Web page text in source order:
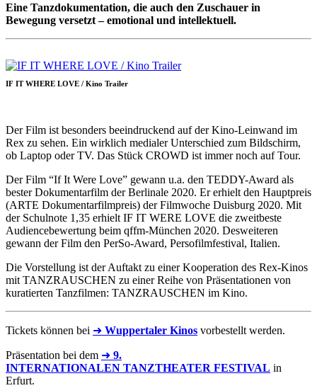
Eine Tanzdokumentation, die auch den Zuschauer in
Bewegung versetzt – emotional und intellektuell.
IF IT WHERE LOVE / Kino Trailer
Der Film ist besonders beeindruckend auf der Kino-Leinwand im
Rex zu sehen. Ein wirklich medialer Unterschied zum Bildschirm,
ob Laptop oder TV. Das Stück CROWD ist immer noch auf Tour.
Der Film “If It Were Love” gewann u.a. den TEDDY-Award als
bester Dokumentarfilm der Berlinale 2020. Er erhielt den Hauptpreis
(ARTE Dokumentarfilmpreis) der Filmwoche Duisburg 2020. Mit
der Schulnote 1,35 erhielt IF IT WERE LOVE die zweitbeste
Audiencebewertung beim qffm-München 2020. Desweiteren
gewann der Film den PerSo-Award, Persofilmfestival, Italien.
Die Vorstellung ist der Auftakt zu einer Kooperation des Rex-Kinos
mit TANZRAUSCHEN zu einer Reihe von Präsentationen von
kuratierten Tanzfilmen: TANZRAUSCHEN im Kino.
Tickets können bei ➜ Wuppertaler Kinos vorbestellt werden.
Präsentation bei dem ➜ 9.
INTERNATIONALEN TANZTHEATER FESTIVAL in
Erfurt.